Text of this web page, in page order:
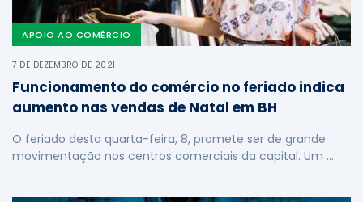
APOIO AO COMÉRCIO
7 DE DEZEMBRO DE 2021
Funcionamento do comércio no feriado indica
aumento nas vendas de Natal em BH
O feriado desta quarta-feira, 8, promete ser de grande
movimentação nos centros comerciais da capital. Um …